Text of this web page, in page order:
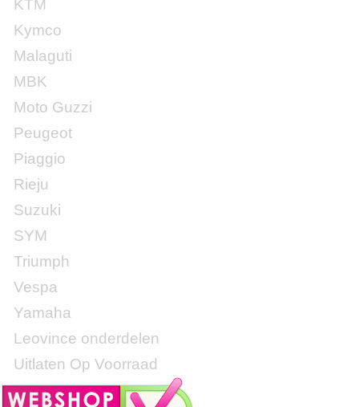
KTM
Kymco
Malaguti
MBK
Moto Guzzi
Peugeot
Piaggio
Rieju
Suzuki
SYM
Triumph
Vespa
Yamaha
Leovince onderdelen
Uitlaten Op Voorraad